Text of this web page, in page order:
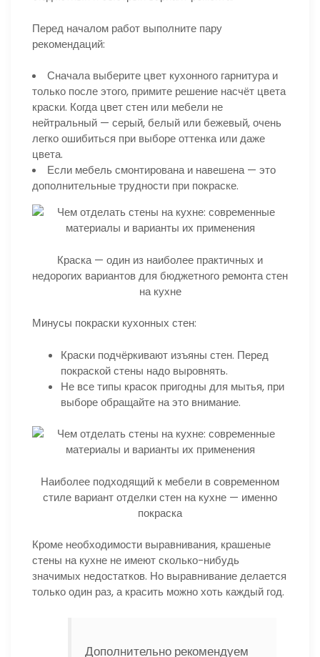
Перед началом работ выполните пару
рекомендаций:
Сначала выберите цвет кухонного гарнитура и
только после этого, примите решение насчёт цвета
краски. Когда цвет стен или мебели не
нейтральный — серый, белый или бежевый, очень
легко ошибиться при выборе оттенка или даже
цвета.
Если мебель смонтирована и навешена — это
дополнительные трудности при покраске.
Краска — один из наиболее практичных и
недорогих вариантов для бюджетного ремонта стен
на кухне
Минусы покраски кухонных стен:
Краски подчёркивают изъяны стен. Перед
покраской стены надо выровнять.
Не все типы красок пригодны для мытья, при
выборе обращайте на это внимание.
Наиболее подходящий к мебели в современном
стиле вариант отделки стен на кухне — именно
покраска
Кроме необходимости выравнивания, крашеные
стены на кухне не имеют сколько-нибудь
значимых недостатков. Но выравнивание делается
только один раз, а красить можно хоть каждый год.
Дополнительно рекомендуем